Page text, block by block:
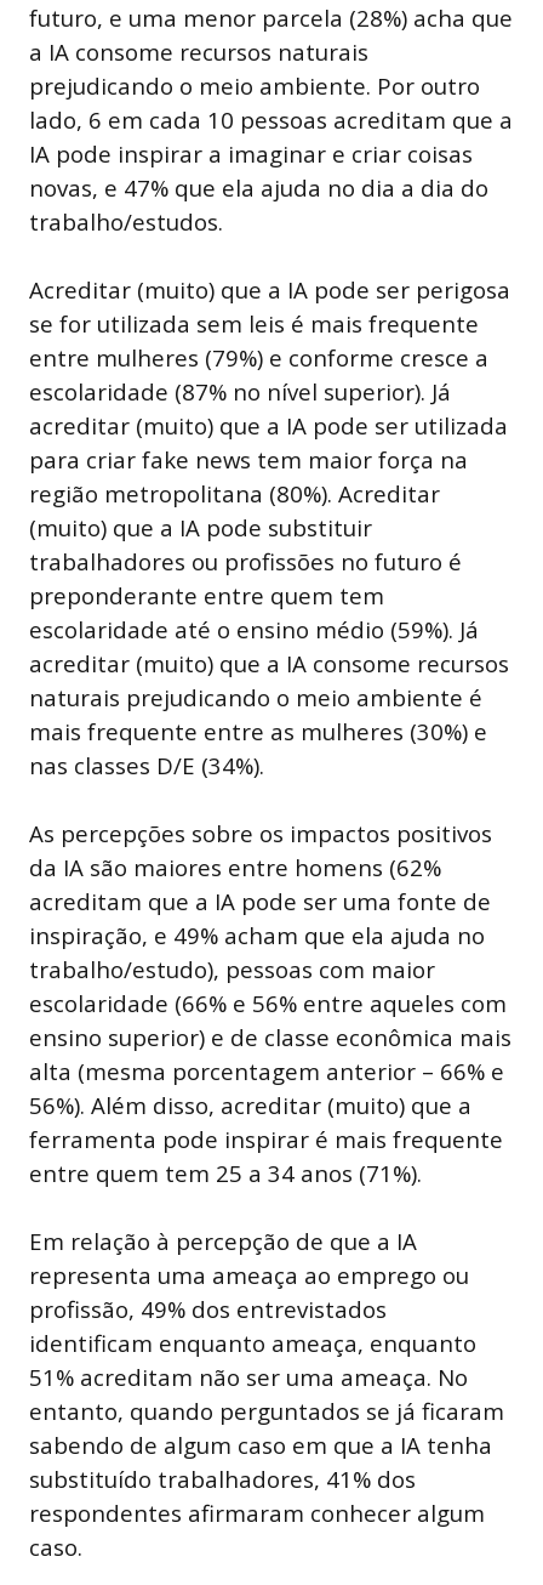
futuro, e uma menor parcela (28%) acha que
a IA consome recursos naturais
prejudicando o meio ambiente. Por outro
lado, 6 em cada 10 pessoas acreditam que a
IA pode inspirar a imaginar e criar coisas
novas, e 47% que ela ajuda no dia a dia do
trabalho/estudos.
Acreditar (muito) que a IA pode ser perigosa
se for utilizada sem leis é mais frequente
entre mulheres (79%) e conforme cresce a
escolaridade (87% no nível superior). Já
acreditar (muito) que a IA pode ser utilizada
para criar fake news tem maior força na
região metropolitana (80%). Acreditar
(muito) que a IA pode substituir
trabalhadores ou profissões no futuro é
preponderante entre quem tem
escolaridade até o ensino médio (59%). Já
acreditar (muito) que a IA consome recursos
naturais prejudicando o meio ambiente é
mais frequente entre as mulheres (30%) e
nas classes D/E (34%).
As percepções sobre os impactos positivos
da IA são maiores entre homens (62%
acreditam que a IA pode ser uma fonte de
inspiração, e 49% acham que ela ajuda no
trabalho/estudo), pessoas com maior
escolaridade (66% e 56% entre aqueles com
ensino superior) e de classe econômica mais
alta (mesma porcentagem anterior – 66% e
56%). Além disso, acreditar (muito) que a
ferramenta pode inspirar é mais frequente
entre quem tem 25 a 34 anos (71%).
Em relação à percepção de que a IA
representa uma ameaça ao emprego ou
profissão, 49% dos entrevistados
identificam enquanto ameaça, enquanto
51% acreditam não ser uma ameaça. No
entanto, quando perguntados se já ficaram
sabendo de algum caso em que a IA tenha
substituído trabalhadores, 41% dos
respondentes afirmaram conhecer algum
caso.